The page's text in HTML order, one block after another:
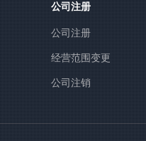
公司注册
公司注册
经营范围变更
公司注销